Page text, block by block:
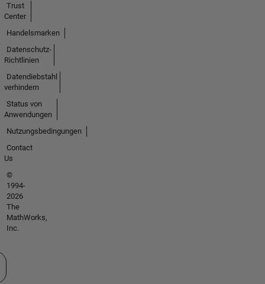
Trust
Center
Handelsmarken
Datenschutz-
Richtlinien
Datendiebstahl
verhindern
Status von
Anwendungen
Nutzungsbedingungen
Contact
Us
©
1994-
2026
The
MathWorks,
Inc.